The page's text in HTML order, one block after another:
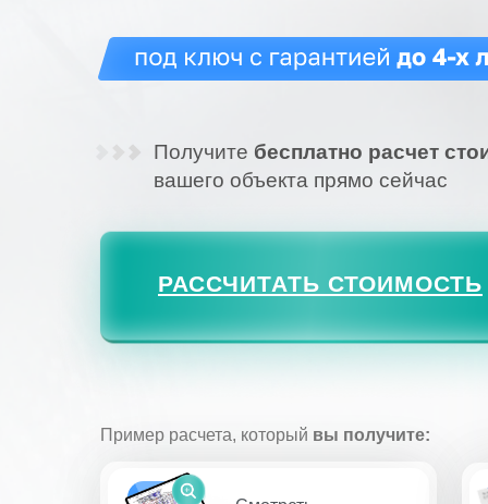
Получите бесплатно расчет
вашего объекта прямо сейчас
Пример расчета, который вы получите:
РАССЧИТАТЬ СТОИМОСТЬ